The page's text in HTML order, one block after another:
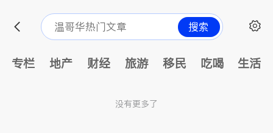
搜索
专栏 地产 财经 旅游 移民 吃喝 生活
没有更多了